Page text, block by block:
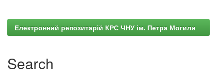
Електронний репозитарій КРС ЧНУ ім. Петра Могили
Search